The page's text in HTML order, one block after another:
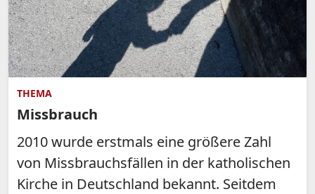
THEMA
Missbrauch
2010 wurde erstmals eine größere Zahl
von Missbrauchsfällen in der katholischen
Kirche in Deutschland bekannt. Seitdem